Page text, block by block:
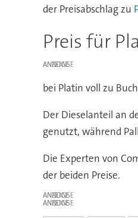
der Preisabschlag zu
Preis für
ANZEIGE
bei Platin voll zu
Der Dieselanteil an
genutzt, während
Die Experten von
der beiden Preise.
ANZEIGE
ANZEIGE